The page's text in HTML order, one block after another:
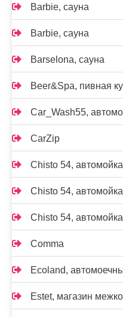
Barbie, сауна
Barbie, сауна
Barselona, сауна
Beer&Spa, пивная
Car_Wash55,
CarZip
Chisto 54, автомойка
Chisto 54, автомойка
Chisto 54, автомойка
Comma
Ecoland,
Estet, магазин